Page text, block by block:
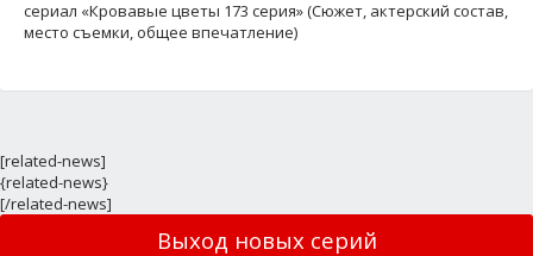
сериал «Кровавые цветы 173 серия» (Сюжет, актерский состав,
место съемки, общее впечатление)
[related-news]
{related-news}
[/related-news]
Выход новых серий